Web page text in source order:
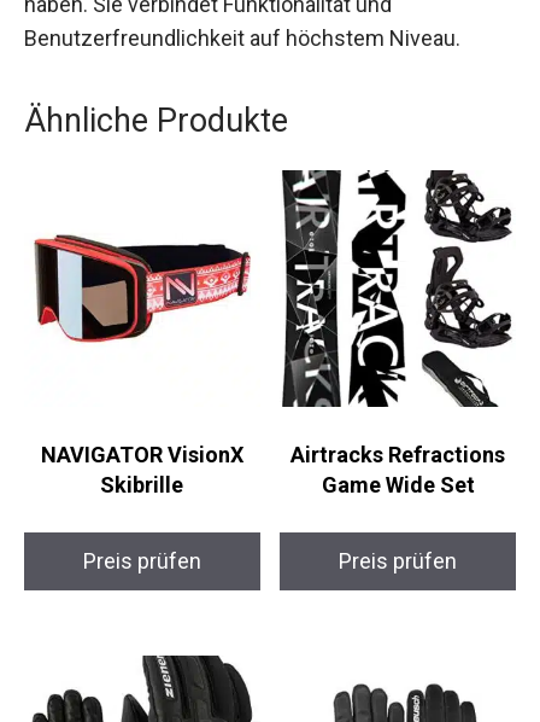
Sonde als Teil seiner Standardausrüstung dabei
haben. Sie verbindet Funktionalität und
Ähnliche Produkte
NAVIGATOR VisionX
Airtracks Refractions